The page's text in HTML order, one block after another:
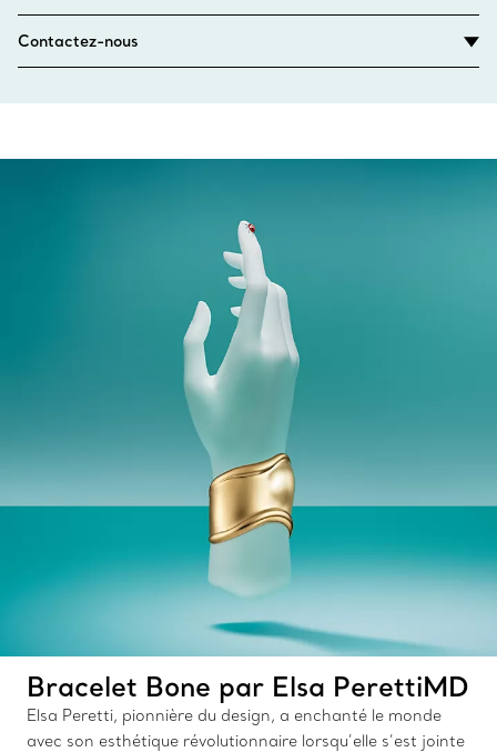
Contactez-nous
Bracelet Bone par Elsa PerettiMD
Elsa Peretti, pionnière du design, a enchanté le monde
avec son esthétique révolutionnaire lorsqu’elle s’est jointe